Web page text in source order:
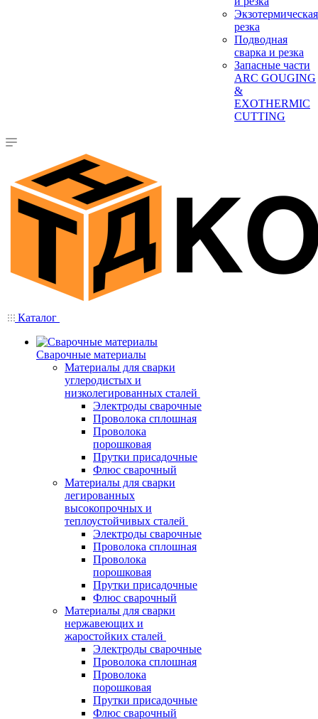
Экзотермическая
резка
Подводная
сварка и резка
Запасные части
ARC GOUGING
&
EXOTHERMIC
CUTTING
Каталог
Сварочные материалы
Материалы для сварки
углеродистых и
низколегированных сталей
Электроды сварочные
Проволока сплошная
Проволока
порошковая
Прутки присадочные
Флюс сварочный
Материалы для сварки
легированных
высокопрочных и
теплоустойчивых сталей
Электроды сварочные
Проволока сплошная
Проволока
порошковая
Прутки присадочные
Флюс сварочный
Материалы для сварки
нержавеющих и
жаростойких сталей
Электроды сварочные
Проволока сплошная
Проволока
порошковая
Прутки присадочные
Флюс сварочный